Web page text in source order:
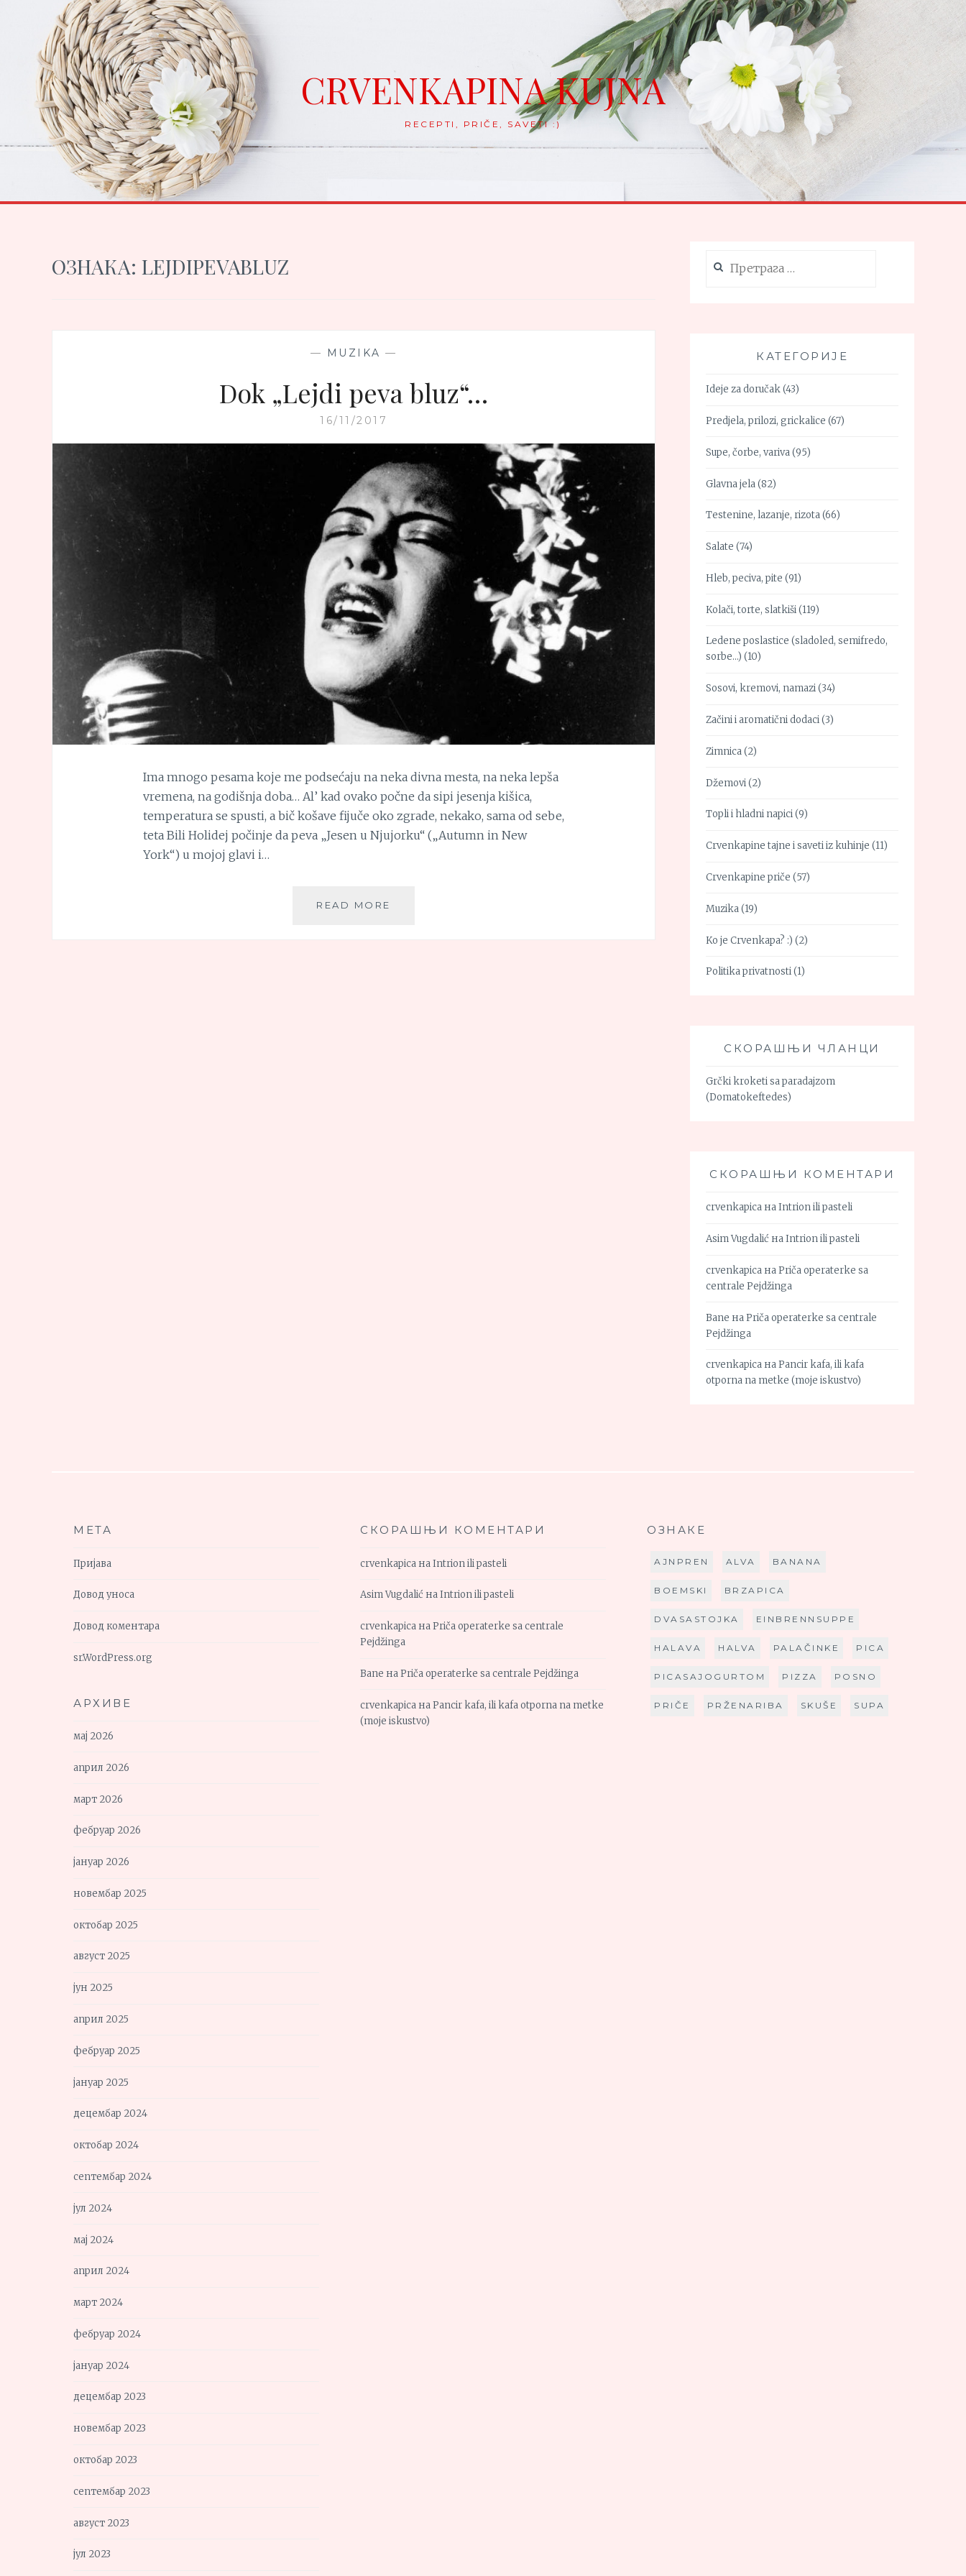
content
CRVENKAPINA KUJNA
RECEPTI, PRIČE, SAVETI :)
ОЗНАКА: LEJDIPEVABLUZ
— MUZIKA —
Dok „Lejdi peva bluz“…
16/11/2017
Ima mnogo pesama koje me podsećaju na neka divna mesta, na neka lepša
vremena, na godišnja doba… Al’ kad ovako počne da sipi jesenja kišica,
temperatura se spusti, a bič košave fijuče oko zgrade, nekako, sama od sebe,
teta Bili Holidej počinje da peva „Jesen u Njujorku“ („Autumn in New
York“) u mojoj glavi i…
READ MORE
за:
КАТЕГОРИЈЕ
Ideje za doručak(43)
Predjela, prilozi, grickalice (67)
Supe, čorbe, variva(95)
Glavna jela(82)
Testenine, lazanje, rizota(66)
Salate (74)
Hleb, peciva, pite (91)
Kolači, torte, slatkiši(119)
Ledene poslastice (sladoled, semifredo,
sorbe…) (10)
Sosovi, kremovi, namazi(34)
Začini i aromatični dodaci(3)
Zimnica(2)
Džemovi(2)
Topli i hladni napici(9)
Crvenkapine tajne i saveti iz kuhinje (11)
Crvenkapine priče (57)
Muzika(19)
Ko je Crvenkapa? :) (2)
Politika privatnosti(1)
СКОРАШЊИ ЧЛАНЦИ
Grčki kroketi sa paradajzom
(Domatokeftedes)
СКОРАШЊИ КОМЕНТАРИ
crvenkapica наIntrion ili pasteli
Asim Vugdalić наIntrion ili pasteli
crvenkapica наPriča operaterke sa
centrale Pejdžinga
Bane наPriča operaterke sa centrale
Pejdžinga
crvenkapica наPancir kafa, ili kafa
otporna na metke (moje iskustvo)
МЕТА
Пријава
Довод уноса
Довод коментара
sr.WordPress.org
АРХИВЕ
мај 2026
април 2026
март 2026
фебруар 2026
јануар 2026
новембар 2025
октобар 2025
август 2025
јун 2025
април 2025
фебруар 2025
јануар 2025
децембар 2024
октобар 2024
септембар 2024
јул 2024
мај 2024
април 2024
март 2024
фебруар 2024
јануар 2024
децембар 2023
новембар 2023
октобар 2023
септембар 2023
август 2023
јул 2023
СКОРАШЊИ КОМЕНТАРИ
crvenkapica наIntrion ili pasteli
Asim Vugdalić наIntrion ili pasteli
crvenkapica наPriča operaterke sa centrale
Pejdžinga
Bane наPriča operaterke sa centrale Pejdžinga
crvenkapica наPancir kafa, ili kafa otporna na metke
(moje iskustvo)
ОЗНАКЕ
AJNPREN ALVA BANANA
BOEMSKI BRZAPICA
DVASASTOJKA EINBRENNSUPPE
HALAVA HALVA PALAČINKE PICA
PICASAJOGURTOM PIZZA POSNO
PRIČE PRŽENARIBA SKUŠE SUPA